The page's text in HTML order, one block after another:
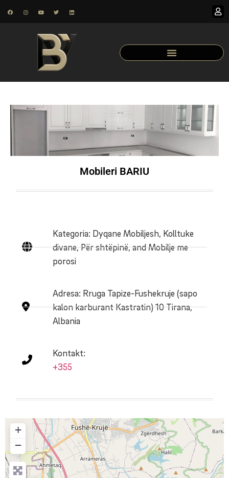
Mobileri BARIU
Kategoria: Dyqane Mobiljesh, Kolltuke
divane, Për shtëpinë, and Mobilje me
porosi
Adresa: Rruga Tapize-Fushekruje (sapo
kalon karburant Kastratin) 10 Tirana,
Albania
Kontakt:
+355
+
−